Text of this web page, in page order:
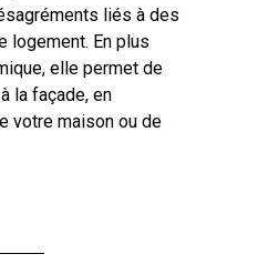
liés à des
logement. En plus
elle permet de
la façade, en
votre maison ou de